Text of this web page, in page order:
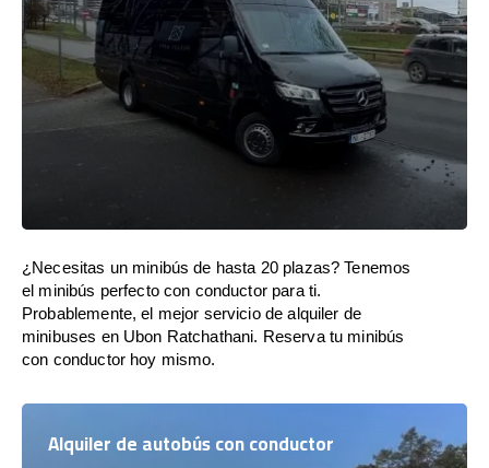
¿Necesitas un minibús de hasta 20 plazas? Tenemos
el minibús perfecto con conductor para ti.
Probablemente, el mejor servicio de alquiler de
minibuses en Ubon Ratchathani. Reserva tu minibús
con conductor hoy mismo.
Alquiler de autobús con conductor